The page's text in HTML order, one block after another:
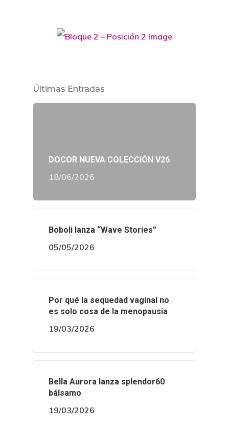
Últimas Entradas
DOCOR NUEVA COLECCIÓN V26
18/06/2026
Boboli lanza “Wave Stories”
05/05/2026
Por qué la sequedad vaginal no
es solo cosa de la menopausia
19/03/2026
Bella Aurora lanza splendor60
bálsamo
19/03/2026